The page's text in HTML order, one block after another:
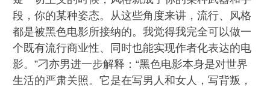
段，你的某种姿态。从这些角度来讲，流行、风格
都是被黑色电影所接纳的。我觉得我完全可以做一
个既有流行商业性、同时也能实现作者化表达的电
影。”刁亦男进一步解释：“黑色电影本身是对世界
生活的严肃关照。它是在写男人和女人，写背叛，